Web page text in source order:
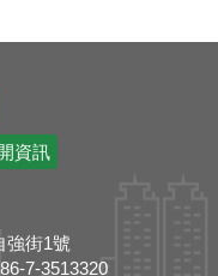
資訊
強街1號
7-3513320